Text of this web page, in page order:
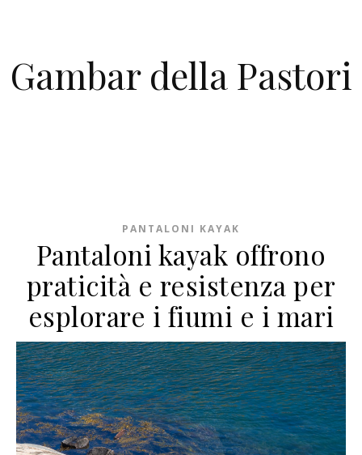
Gambar della Pastori
PANTALONI KAYAK
Pantaloni kayak offrono
praticità e resistenza per
esplorare i fiumi e i mari